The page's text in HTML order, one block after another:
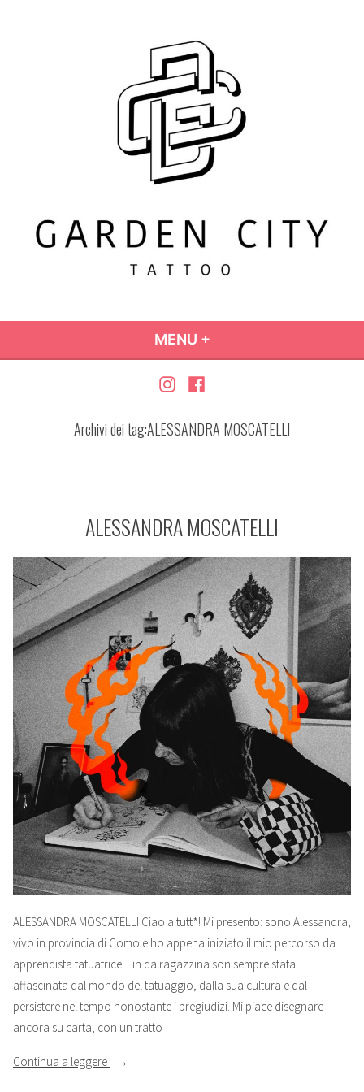
MENU +
InstagramFacebook
Archivi dei tag:ALESSANDRA MOSCATELLI
ALESSANDRA MOSCATELLI
ALESSANDRA MOSCATELLI Ciao a tutt*! Mi presento: sono Alessandra,
vivo in provincia di Como e ho appena iniziato il mio percorso da
apprendista tatuatrice. Fin da ragazzina son sempre stata
affascinata dal mondo del tatuaggio, dalla sua cultura e dal
persistere nel tempo nonostante i pregiudizi. Mi piace disegnare
ancora su carta, con un tratto
Continua a leggere
“ALESSANDRA